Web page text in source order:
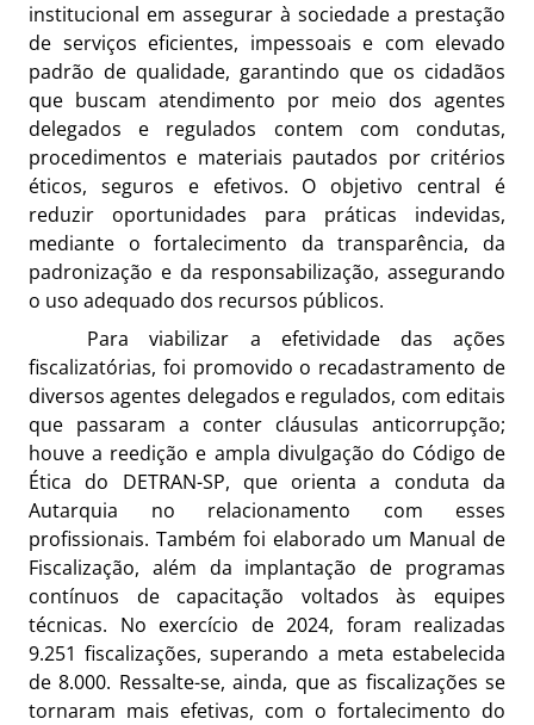
institucional em assegurar à sociedade a prestação
de serviços eficientes, impessoais e com elevado
padrão de qualidade, garantindo que os cidadãos
que buscam atendimento por meio dos agentes
delegados e regulados contem com condutas,
procedimentos e materiais pautados por critérios
éticos, seguros e efetivos. O objetivo central é
reduzir oportunidades para práticas indevidas,
mediante o fortalecimento da transparência, da
padronização e da responsabilização, assegurando
o uso adequado dos recursos públicos.
Para viabilizar a efetividade das ações
fiscalizatórias, foi promovido o recadastramento de
diversos agentes delegados e regulados, com editais
que passaram a conter cláusulas anticorrupção;
houve a reedição e ampla divulgação do Código de
Ética do DETRAN-SP, que orienta a conduta da
Autarquia no relacionamento com esses
profissionais. Também foi elaborado um Manual de
Fiscalização, além da implantação de programas
contínuos de capacitação voltados às equipes
técnicas. No exercício de 2024, foram realizadas
9.251 fiscalizações, superando a meta estabelecida
de 8.000. Ressalte-se, ainda, que as fiscalizações se
tornaram mais efetivas, com o fortalecimento do